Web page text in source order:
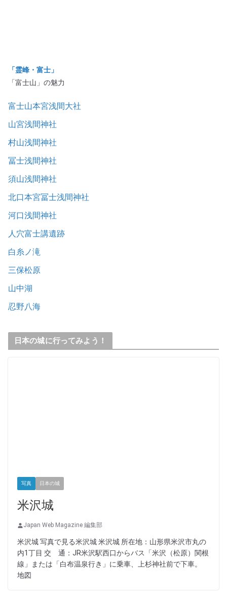
「霊峰・富士」
「富士山」の魅力
富士山本宮浅間大社
山宮浅間神社
村山浅間神社
冨士浅間神社
須山浅間神社
北口本宮冨士浅間神社
河口浅間神社
人穴富士講遺跡
白糸ノ滝
三保松原
山中湖
忍野八海
日本の城に行ってみよう！
写真 日本の城
米沢城
Japan Web Magazine 編集部
米沢城 写真で見る米沢城 米沢城 所在地：山形県米沢市丸の
内1丁目 交 通：JR米沢駅西口からバス「米沢（松原）関根
線」または「白布温泉行き」に乗車、上杉神社前で下車。
地図